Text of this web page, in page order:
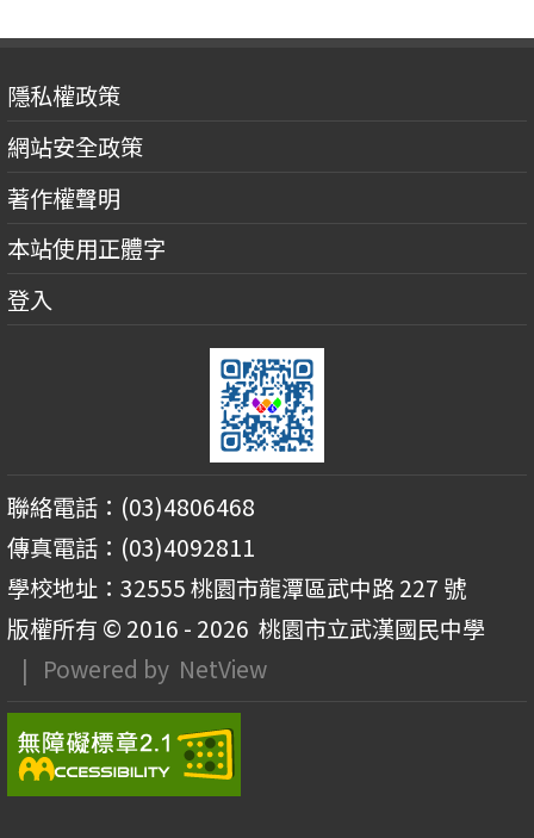
隱私權政策
網站安全政策
著作權聲明
本站使用正體字
登入
聯絡電話：(03)4806468
傳真電話：(03)4092811
學校地址：32555 桃園市龍潭區武中路 227 號
版權所有 © 2016 - 2026 桃園市立武漢國民中學
| Powered by NetView